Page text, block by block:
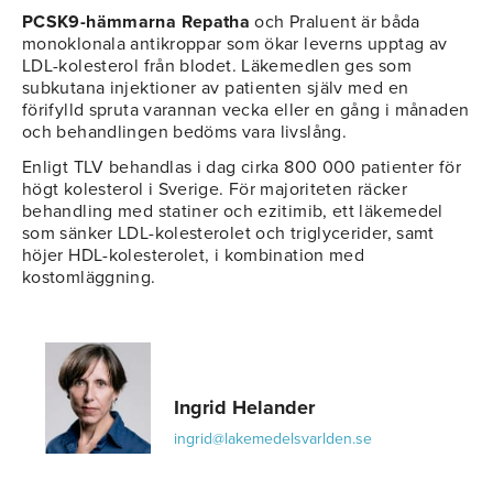
PCSK9-hämmarna Repatha och Praluent är båda
monoklonala antikroppar som ökar leverns upptag av
LDL-kolesterol från blodet. Läkemedlen ges som
subkutana injektioner av patienten själv med en
förifylld spruta varannan vecka eller en gång i månaden
och behandlingen bedöms vara livslång.
Enligt TLV behandlas i dag cirka 800 000 patienter för
högt kolesterol i Sverige. För majoriteten räcker
behandling med statiner och ezitimib, ett läkemedel
som sänker LDL-kolesterolet och triglycerider, samt
höjer HDL-kolesterolet, i kombination med
kostomläggning.
Ingrid Helander
ingrid@lakemedelsvarlden.se